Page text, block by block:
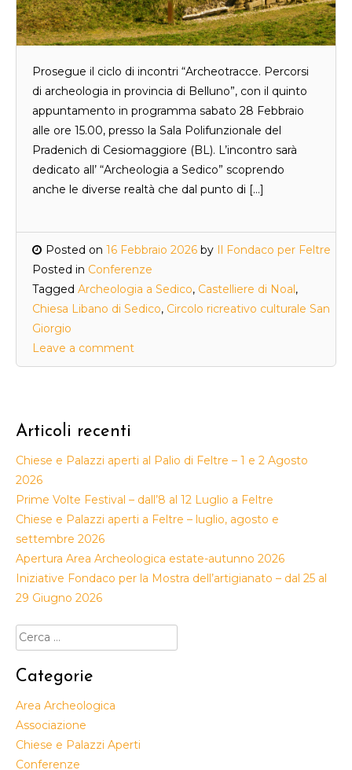
Prosegue il ciclo di incontri “Archeotracce. Percorsi
di archeologia in provincia di Belluno”, con il quinto
appuntamento in programma sabato 28 Febbraio
alle ore 15.00, presso la Sala Polifunzionale del
Pradenich di Cesiomaggiore (BL). L’incontro sarà
dedicato all’ “Archeologia a Sedico” scoprendo
anche le diverse realtà che dal punto di […]
Posted on 16 Febbraio 2026 by Il Fondaco per Feltre
Posted in Conferenze
Tagged Archeologia a Sedico, Castelliere di Noal,
Chiesa Libano di Sedico, Circolo ricreativo culturale San
Giorgio
Leave a comment
Articoli recenti
Chiese e Palazzi aperti al Palio di Feltre – 1 e 2 Agosto
2026
Prime Volte Festival – dall’8 al 12 Luglio a Feltre
Chiese e Palazzi aperti a Feltre – luglio, agosto e
settembre 2026
Apertura Area Archeologica estate-autunno 2026
Iniziative Fondaco per la Mostra dell’artigianato – dal 25 al
29 Giugno 2026
Ricerca
per:
Categorie
Area Archeologica
Associazione
Chiese e Palazzi Aperti
Conferenze